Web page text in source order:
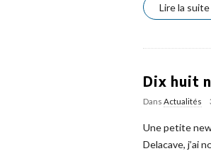
Lire la suite
Dix huit
Dans Actualités
Une petite
Delacave, j’ai